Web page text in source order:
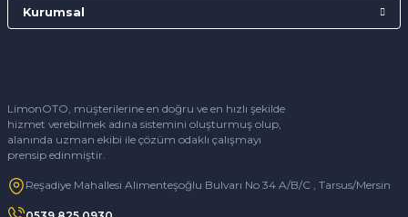
LimonOTO, müşterilerine en doğru ve en hızlı şekilde
hizmet verebilmek adına sistemini oluşturmuş olup,
alanında uzman ekibi ile çözüm odaklı çalışmayı
prensip edinmiştir.
Reşadiye Mahallesi Alimenteşoğlu Bulvarı No 34 A/B/C , Tarsus/Mersin
Kurumsal